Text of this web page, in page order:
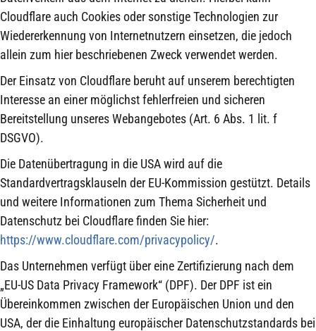
Cloudflare auch Cookies oder sonstige Technologien zur
Wiedererkennung von Internetnutzern einsetzen, die jedoch
allein zum hier beschriebenen Zweck verwendet werden.
Der Einsatz von Cloudflare beruht auf unserem berechtigten
Interesse an einer möglichst fehlerfreien und sicheren
Bereitstellung unseres Webangebotes (Art. 6 Abs. 1 lit. f
DSGVO).
Die Datenübertragung in die USA wird auf die
Standardvertragsklauseln der EU-Kommission gestützt. Details
und weitere Informationen zum Thema Sicherheit und
Datenschutz bei Cloudflare finden Sie hier:
https://www.cloudflare.com/privacypolicy/.
Das Unternehmen verfügt über eine Zertifizierung nach dem
„EU-US Data Privacy Framework“ (DPF). Der DPF ist ein
Übereinkommen zwischen der Europäischen Union und den
USA, der die Einhaltung europäischer Datenschutzstandards bei